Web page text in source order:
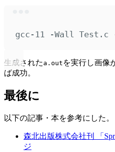
gcc-11 -Wall Test.c
生成された a.out を実行し画像
ば成功。
最後に
以下の記事・本を参考にした。
森北出版株式会社刊 「
ジ